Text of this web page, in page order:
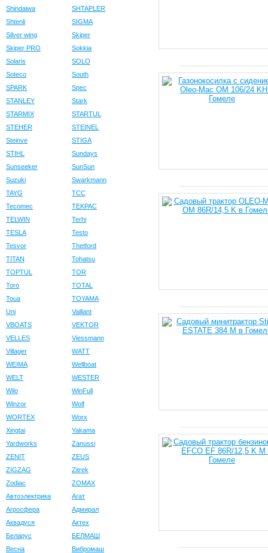
Shindaiwa
SHTAPLER
Shtenli
SIGMA
Silver wing
Skiper
Skiper PRO
Sokkia
Solaris
SOLO
Soteco
South
SPARK
Spec
STANLEY
Stark
STARMIX
STARTUL
STEHER
STEINEL
Steinve
STIGA
STIHL
Sundays
Sunseeker
SunSun
Suzuki
Swarkmann
TAYG
TCC
Tecomec
TEKPAC
TELWIN
Terhi
TESLA
Testo
Tesvor
Thetford
TITAN
Tohatsu
TOPTUL
TOR
Toro
TOTAL
Toua
TOYAMA
Uni
Vaillant
VBOATS
VEKTOR
VELLES
Viessmann
Villager
WATT
WEIMA
Wellboat
WELT
WESTER
Wilo
WinFull
Winzor
Wolf
WORTEX
Worx
Xingtai
Yakama
Yardworks
Zanussi
ZENIT
ZEUS
ZIGZAG
Zitrek
Zodiac
ZOMAX
Автоэлектрика
Агат
Агросфера
Адмирал
Аквадуся
Актех
Беларус
БЕЛМАШ
Весна
Вибромаш